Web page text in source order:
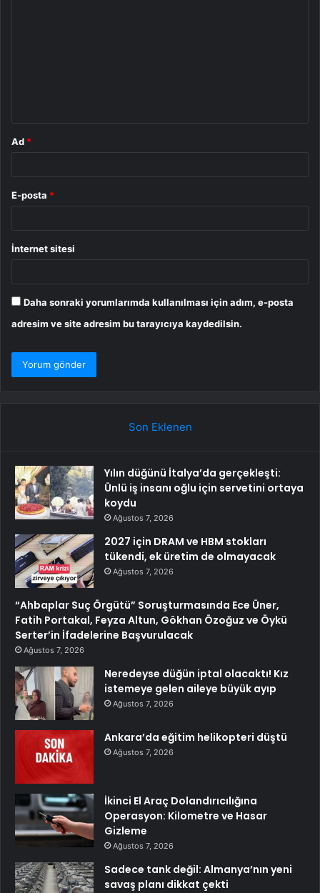
Ad *
E-posta *
İnternet sitesi
Daha sonraki yorumlarımda kullanılması için adım, e-posta
adresim ve site adresim bu tarayıcıya kaydedilsin.
Son Eklenen
Yılın düğünü İtalya’da gerçekleşti:
Ünlü iş insanı oğlu için servetini ortaya
koydu
Ağustos 7, 2026
2027 için DRAM ve HBM stokları
tükendi, ek üretim de olmayacak
Ağustos 7, 2026
“Ahbaplar Suç Örgütü” Soruşturmasında Ece Üner,
Fatih Portakal, Feyza Altun, Gökhan Özoğuz ve Öykü
Serter’in İfadelerine Başvurulacak
Ağustos 7, 2026
Neredeyse düğün iptal olacaktı! Kız
istemeye gelen aileye büyük ayıp
Ağustos 7, 2026
Ankara’da eğitim helikopteri düştü
Ağustos 7, 2026
İkinci El Araç Dolandırıcılığına
Operasyon: Kilometre ve Hasar
Gizleme
Ağustos 7, 2026
Sadece tank değil: Almanya’nın yeni
savaş planı dikkat çekti